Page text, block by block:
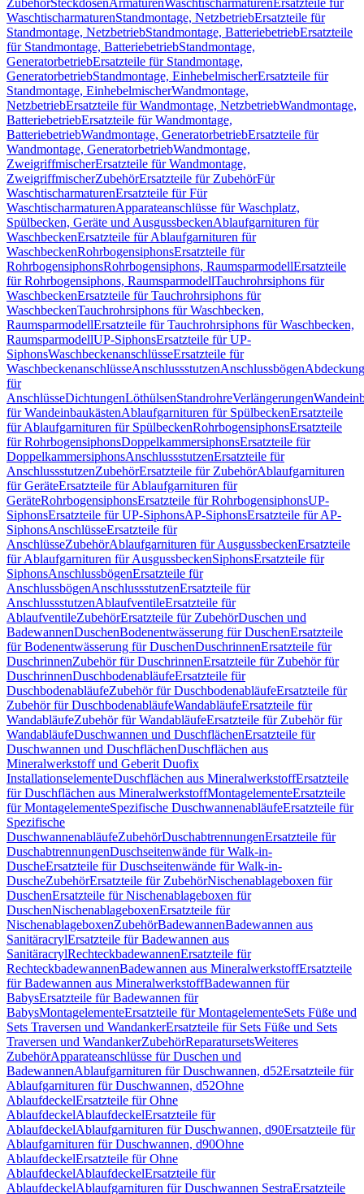
ZubehörSteckdosenArmaturenWaschtischarmaturen Ersatzteile für
WaschtischarmaturenStandmontage, NetzbetriebErsatzteile für
Standmontage, NetzbetriebStandmontage, BatteriebetriebErsatzteile
für Standmontage, BatteriebetriebStandmontage,
GeneratorbetriebErsatzteile für Standmontage,
GeneratorbetriebStandmontage, EinhebelmischerErsatzteile für
Standmontage, EinhebelmischerWandmontage,
NetzbetriebErsatzteile für Wandmontage, NetzbetriebWandmontage,
BatteriebetriebErsatzteile für Wandmontage,
BatteriebetriebWandmontage, GeneratorbetriebErsatzteile für
Wandmontage, GeneratorbetriebWandmontage,
ZweigriffmischerErsatzteile für Wandmontage,
ZweigriffmischerZubehörErsatzteile für ZubehörFür
WaschtischarmaturenErsatzteile für Für
WaschtischarmaturenApparateanschlüsse für Waschplatz,
Spülbecken, Geräte und AusgussbeckenAblaufgarnituren für
WaschbeckenErsatzteile für Ablaufgarnituren für
WaschbeckenRohrbogensiphonsErsatzteile für
RohrbogensiphonsRohrbogensiphons, RaumsparmodellErsatzteile
für Rohrbogensiphons, RaumsparmodellTauchrohrsiphons für
WaschbeckenErsatzteile für Tauchrohrsiphons für
WaschbeckenTauchrohrsiphons für Waschbecken,
RaumsparmodellErsatzteile für Tauchrohrsiphons für Waschbecken,
RaumsparmodellUP-SiphonsErsatzteile für UP-
SiphonsWaschbeckenanschlüsseErsatzteile für
WaschbeckenanschlüsseAnschlussstutzenAnschlussbögen
für
AnschlüsseDichtungenLöthülsenStandrohreVerlängerungen
für WandeinbaukästenAblaufgarnituren für SpülbeckenErsatzteile
für Ablaufgarnituren für SpülbeckenRohrbogensiphonsErsatzteile
für RohrbogensiphonsDoppelkammersiphonsErsatzteile für
DoppelkammersiphonsAnschlussstutzenErsatzteile für
AnschlussstutzenZubehörErsatzteile für ZubehörAblaufgarnituren
für GeräteErsatzteile für Ablaufgarnituren für
GeräteRohrbogensiphonsErsatzteile für RohrbogensiphonsUP-
SiphonsErsatzteile für UP-SiphonsAP-SiphonsErsatzteile für AP-
SiphonsAnschlüsseErsatzteile für
AnschlüsseZubehörAblaufgarnituren für AusgussbeckenErsatzteile
für Ablaufgarnituren für AusgussbeckenSiphonsErsatzteile für
SiphonsAnschlussbögenErsatzteile für
AnschlussbögenAnschlussstutzenErsatzteile für
AnschlussstutzenAblaufventileErsatzteile für
AblaufventileZubehörErsatzteile für ZubehörDuschen und
BadewannenDuschenBodenentwässerung für DuschenErsatzteile
für Bodenentwässerung für DuschenDuschrinnenErsatzteile für
DuschrinnenZubehör für DuschrinnenErsatzteile für Zubehör für
DuschrinnenDuschbodenabläufeErsatzteile für
DuschbodenabläufeZubehör für DuschbodenabläufeErsatzteile für
Zubehör für DuschbodenabläufeWandabläufeErsatzteile für
WandabläufeZubehör für WandabläufeErsatzteile für Zubehör für
WandabläufeDuschwannen und DuschflächenErsatzteile für
Duschwannen und DuschflächenDuschflächen aus
Mineralwerkstoff und Geberit Duofix
InstallationselementeDuschflächen aus MineralwerkstoffErsatzteile
für Duschflächen aus MineralwerkstoffMontagelementeErsatzteile
für MontagelementeSpezifische DuschwannenabläufeErsatzteile für
Spezifische
DuschwannenabläufeZubehörDuschabtrennungenErsatzteile für
DuschabtrennungenDuschseitenwände für Walk-in-
DuscheErsatzteile für Duschseitenwände für Walk-in-
DuscheZubehörErsatzteile für ZubehörNischenablageboxen für
DuschenErsatzteile für Nischenablageboxen für
DuschenNischenablageboxenErsatzteile für
NischenablageboxenZubehörBadewannenBadewannen aus
SanitäracrylErsatzteile für Badewannen aus
SanitäracrylRechteckbadewannenErsatzteile für
RechteckbadewannenBadewannen aus MineralwerkstoffErsatzteile
für Badewannen aus MineralwerkstoffBadewannen für
BabysErsatzteile für Badewannen für
BabysMontagelementeErsatzteile für MontagelementeSets Füße und
Sets Traversen und WandankerErsatzteile für Sets Füße und Sets
Traversen und WandankerZubehörReparatursetsWeiteres
ZubehörApparateanschlüsse für Duschen und
BadewannenAblaufgarnituren für Duschwannen, d52Ersatzteile für
Ablaufgarnituren für Duschwannen, d52Ohne
AblaufdeckelErsatzteile für Ohne
AblaufdeckelAblaufdeckelErsatzteile für
AblaufdeckelAblaufgarnituren für Duschwannen, d90Ersatzteile für
Ablaufgarnituren für Duschwannen, d90Ohne
AblaufdeckelErsatzteile für Ohne
AblaufdeckelAblaufdeckelErsatzteile für
AblaufdeckelAblaufgarnituren für Duschwannen SestraErsatzteile